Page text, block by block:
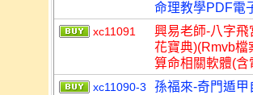
命理教學PDF電
xc11091
興易老師-八字
花寶典)(Rmvb檔
算命相關軟體(
xc11090-3
孫福來-奇門遁